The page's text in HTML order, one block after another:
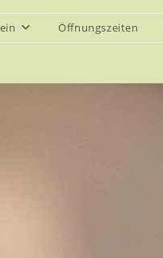
Öffnungszeiten